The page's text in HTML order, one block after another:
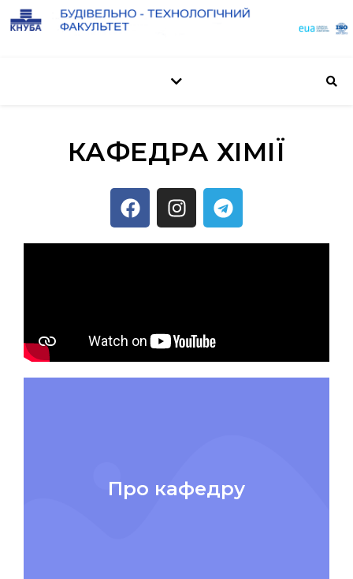
КАФЕДРА ХІМІЇ
Про кафедру